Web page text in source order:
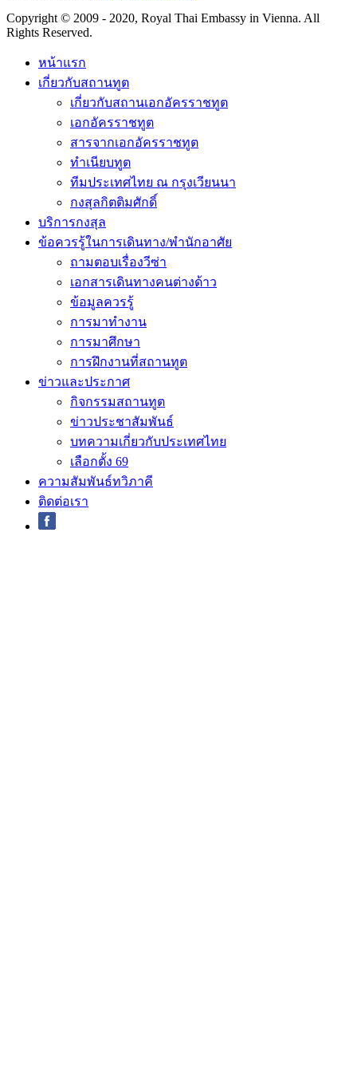
Copyright © 2009 - 2020, Royal Thai Embassy in Vienna. All
Rights Reserved.
หน้าแรก
เกี่ยวกับสถานทูต
เกี่ยวกับสถานเอกอัครราชทูต
เอกอัครราชทูต
สารจากเอกอัครราชทูต
ทำเนียบทูต
ทีมประเทศไทย ณ กรุงเวียนนา
กงสุลกิตติมศักดิ์
บริการกงสุล
ข้อควรรู้ในการเดินทาง/พำนักอาศัย
ถามตอบเรื่องวีซ่า
เอกสารเดินทางคนต่างด้าว
ข้อมูลควรรู้
การมาทำงาน
การมาศึกษา
การฝึกงานที่สถานทูต
ข่าวและประกาศ
กิจกรรมสถานทูต
ข่าวประชาสัมพันธ์
บทความเกี่ยวกับประเทศไทย
เลือกตั้ง 69
ความสัมพันธ์ทวิภาคี
ติดต่อเรา